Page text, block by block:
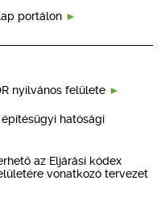
portálon
nyilvános felülete
hatósági
az Eljárási kódex
vonatkozó tervezet